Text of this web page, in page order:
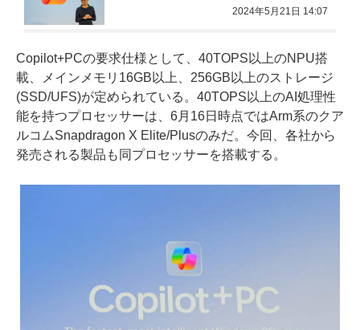
2024年5月21日 14:07
Copilot+PCの要求仕様として、40TOPS以上のNPU搭
載、メインメモリ16GB以上、256GB以上のストレージ
(SSD/UFS)が定められている。40TOPS以上のAI処理性
能を持つプロセッサーは、6月16日時点ではArm系のクア
ルコムSnapdragon X Elite/Plusのみだ。今回、各社から
発売される製品も同プロセッサーを搭載する。